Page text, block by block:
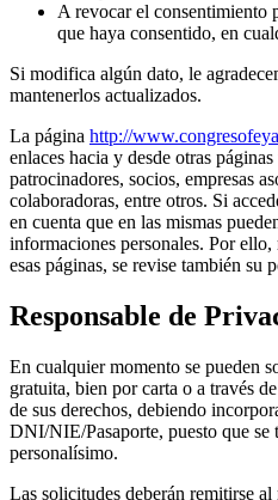
A revocar el consentimiento
que haya consentido, en
Si modifica algún dato, le
mantenerlos actualizados.
La página http://
enlaces hacia y desde otras
patrocinadores, socios, empresas
colaboradoras, entre otros. Si
en cuenta que en las mismas
informaciones personales. Por
esas páginas, se revise también su
Responsable de
En cualquier momento se pueden
gratuita, bien por carta o a través
de sus derechos, debiendo
DNI/NIE/Pasaporte, puesto que se
personalísimo.
Las solicitudes deberán remitirse